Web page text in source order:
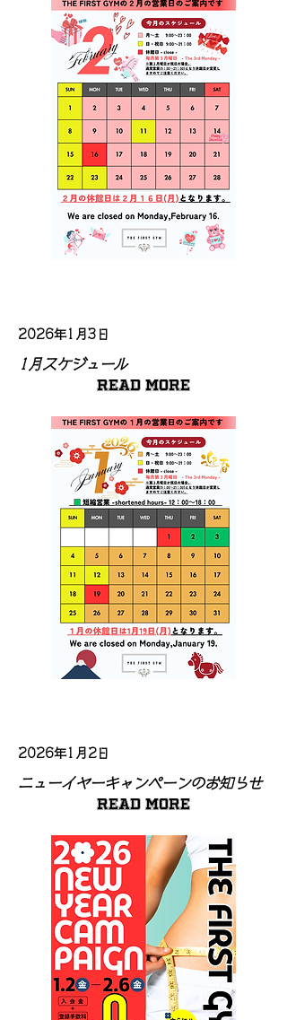
2026年1月3日
1月スケジュール
Read More
2026年1月2日
ニューイヤーキャンぺーンのお知らせ
Read More